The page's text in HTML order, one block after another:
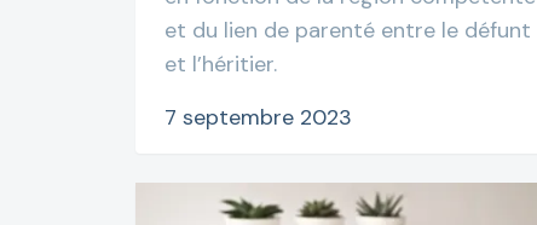
et du lien de parenté entre le défunt
et l’héritier.
7 septembre 2023